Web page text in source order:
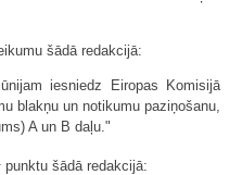
šādā redakcijā:
iesniedz Eiropas Komisijā
blakņu un notikumu paziņošanu,
A un B daļu."
punktu šādā redakcijā: